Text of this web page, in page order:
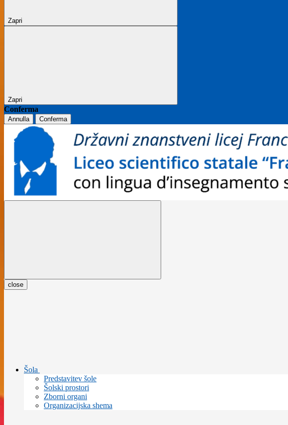
Zapri
Zapri
Conferma
Annulla Conferma
close
Šola
Predstavitev šole
Šolski prostori
Zborni organi
Organizacijska shema